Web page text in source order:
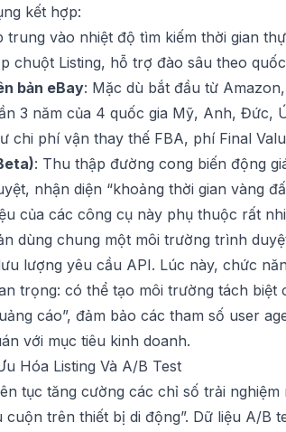
kết hợp:
trung vào nhiệt độ tìm kiếm thời gian
chuột Listing, hỗ trợ đào sâu theo
bản eBay: Mặc dù bắt đầu từ
3 năm của 4 quốc gia Mỹ, Anh, Đức,
chi phí vận thay thế FBA, phí Final
: Thu thập đường cong biến động
nhận diện “khoảng thời gian vàng
của các công cụ này phụ thuộc rất
dùng chung một môi trường trình
lượng yêu cầu API. Lúc này, chức
trọng: có thể tạo môi trường tách biệt
cáo”, đảm bảo các tham số user
với mục tiêu kinh doanh.
Hóa Listing Và A/B Test
tục tăng cường các chỉ số trải
cuộn trên thiết bị di động”. Dữ liệu A/B